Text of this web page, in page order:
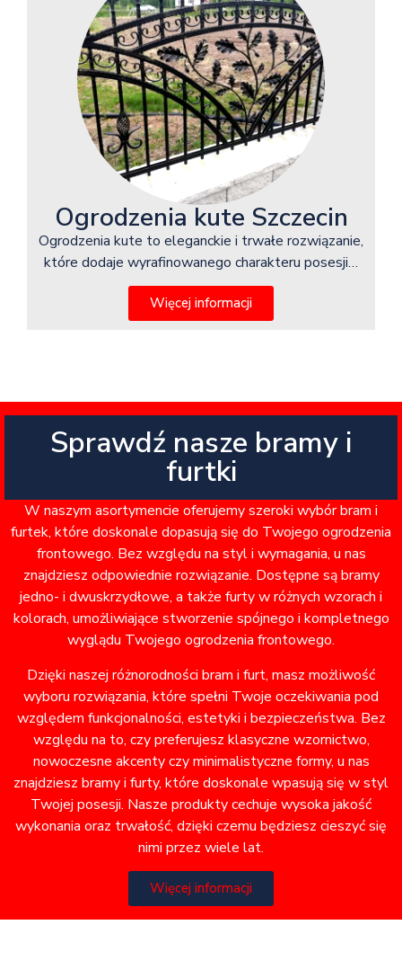
Ogrodzenia kute Szczecin
Ogrodzenia kute to eleganckie i trwałe rozwiązanie,
które dodaje wyrafinowanego charakteru posesji…
Więcej informacji
Sprawdź nasze bramy i
furtki
W naszym asortymencie oferujemy szeroki wybór bram i
furtek, które doskonale dopasują się do Twojego ogrodzenia
frontowego. Bez względu na styl i wymagania, u nas
znajdziesz odpowiednie rozwiązanie. Dostępne są bramy
jedno- i dwuskrzydłowe, a także furty w różnych wzorach i
kolorach, umożliwiające stworzenie spójnego i kompletnego
wyglądu Twojego ogrodzenia frontowego.
Dzięki naszej różnorodności bram i furt, masz możliwość
wyboru rozwiązania, które spełni Twoje oczekiwania pod
względem funkcjonalności, estetyki i bezpieczeństwa. Bez
względu na to, czy preferujesz klasyczne wzornictwo,
nowoczesne akcenty czy minimalistyczne formy, u nas
znajdziesz bramy i furty, które doskonale wpasują się w styl
Twojej posesji. Nasze produkty cechuje wysoka jakość
wykonania oraz trwałość, dzięki czemu będziesz cieszyć się
nimi przez wiele lat.
Więcej informacji